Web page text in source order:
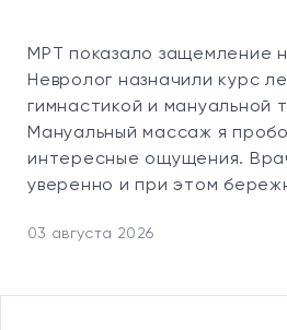
МРТ показало защемление
Невролог назначили курс
гимнастикой и мануальной
Мануальный массаж я
интересные ощущения.
уверенно и при этом
03 августа 2026